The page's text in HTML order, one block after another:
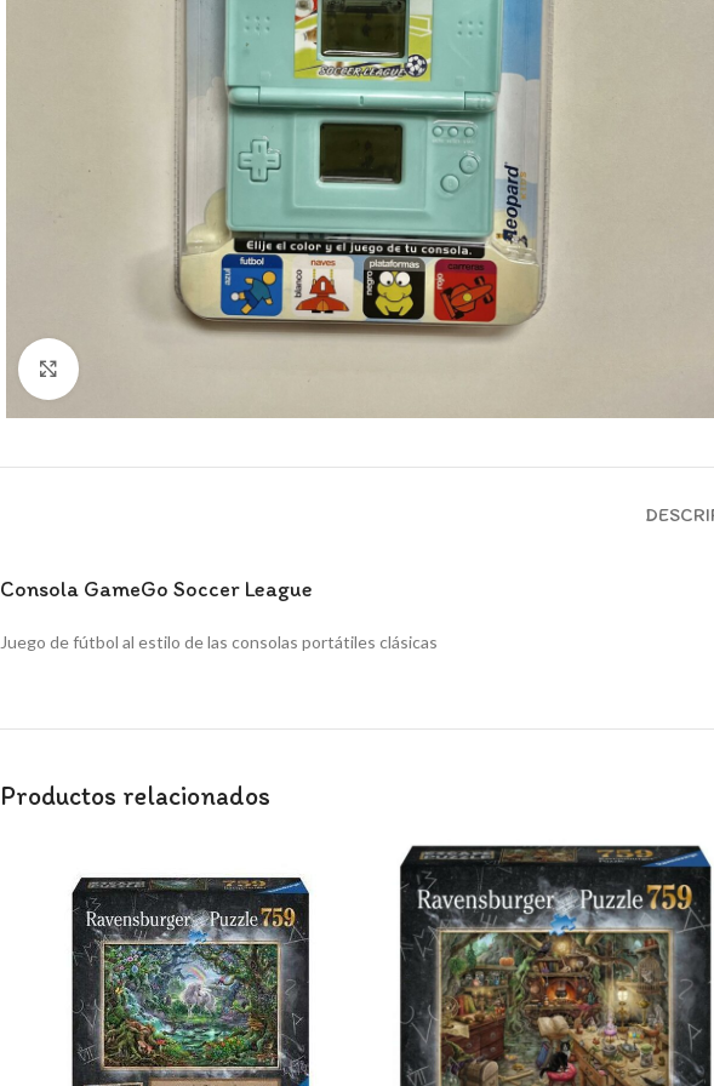
Consola GameGo Soccer League
Juego de fútbol al estilo de las consolas portátiles clásicas
Productos relacionados